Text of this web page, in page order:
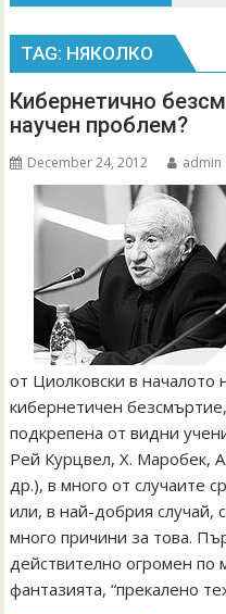
TAG: НЯКОЛКО
Кибернетично
научен проблем?
December 24, 2012 admin
от Циолковски в
кибернетичен
подкрепена от видни
Рей Курцвел, Х. Mаробек,
др.), в много от случаите
или, в най-добрия случай,
много причини за това.
действително огромен по
фантазията, “прекалено